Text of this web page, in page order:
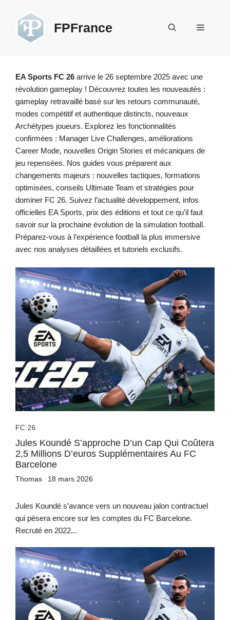
contenu
FPFrance Menu
EA Sports FC 26 arrive le 26 septembre 2025 avec une
révolution gameplay ! Découvrez toutes les nouveautés :
gameplay retravaillé basé sur les retours communauté,
modes compétitif et authentique distincts, nouveaux
Archétypes joueurs. Explorez les fonctionnalités
confirmées : Manager Live Challenges, améliorations
Career Mode, nouvelles Origin Stories et mécaniques de
jeu repensées. Nos guides vous préparent aux
changements majeurs : nouvelles tactiques, formations
optimisées, conseils Ultimate Team et stratégies pour
dominer FC 26. Suivez l’actualité développement, infos
officielles EA Sports, prix des éditions et tout ce qu’il faut
savoir sur la prochaine évolution de la simulation football.
Préparez-vous à l’expérience football la plus immersive
avec nos analyses détaillées et tutoriels exclusifs.
FC 26
Jules Koundé S’approche D’un Cap Qui Coûtera
2,5 Millions D’euros Supplémentaires Au FC
Barcelone
Thomas 18 mars 2026
Jules Koundé s’avance vers un nouveau jalon contractuel
qui pèsera encore sur les comptes du FC Barcelone.
Recruté en 2022...